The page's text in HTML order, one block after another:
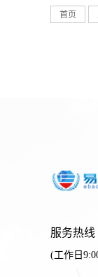
首页
服务热线
(工作日